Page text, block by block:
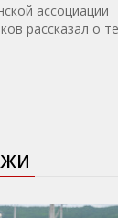
ассоциации
рассказал о